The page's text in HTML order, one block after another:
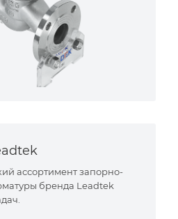
ассортимент запорно-
бренда Leadtek